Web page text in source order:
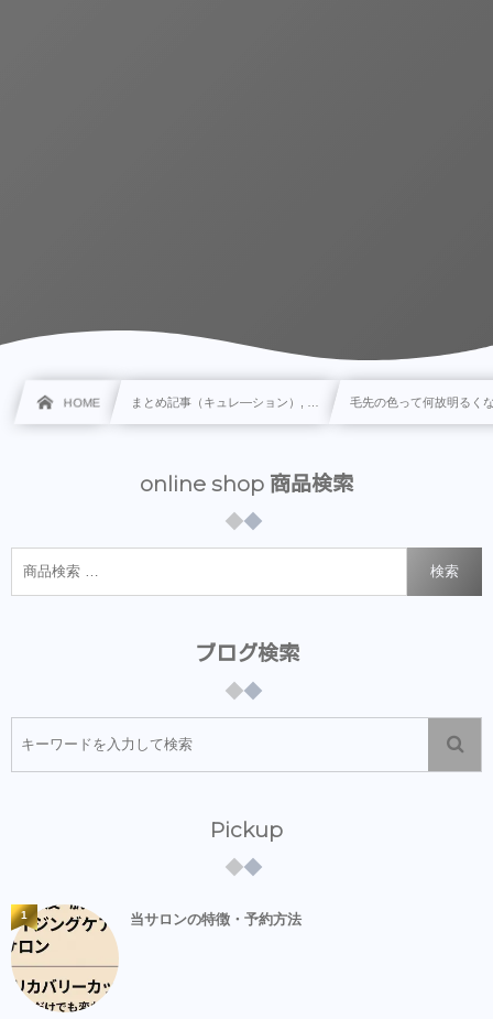
HOME まとめ記事（キュレ―ション）, … 毛先の色って何故明るく
online shop 商品検索
検索
ブログ検索
Pickup
当サロンの特徴・予約方法
1